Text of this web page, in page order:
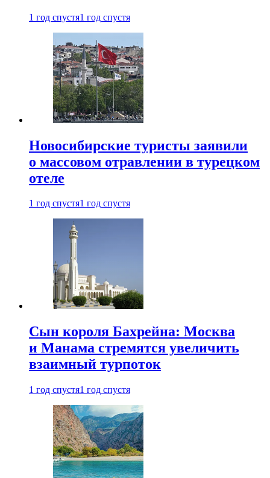
1 год спустя1 год спустя
Новосибирские туристы заявили
о массовом отравлении в турецком
отеле
1 год спустя1 год спустя
Сын короля Бахрейна: Москва
и Манама стремятся увеличить
взаимный турпоток
1 год спустя1 год спустя